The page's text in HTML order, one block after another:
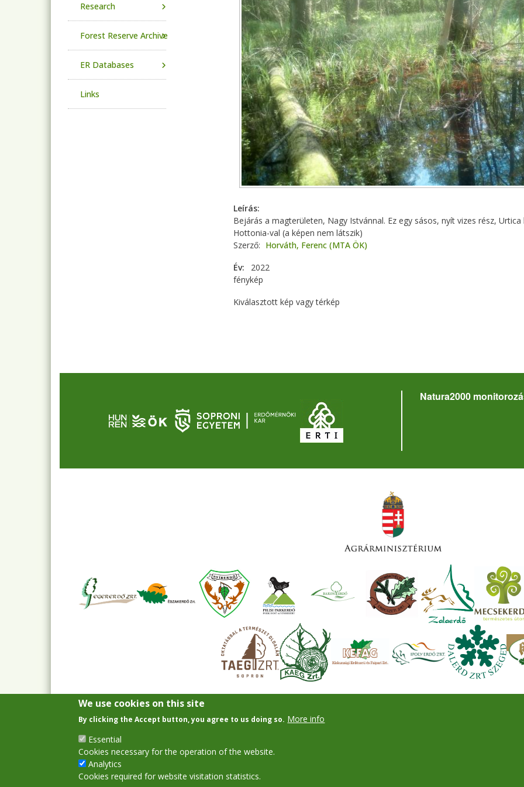
Leírás
Bejárás a magterületen, Nagy Istvánnal. Ez egy sásos, nyít vizes rész,
Hottonia-val (a képen nem látszik)
Szerző
Horváth, Ferenc (MTA ÖK)
Év
2022
fénykép
Kiválasztott kép vagy térkép
Research
Forest Reserve Archive
ER Databases
Links
Natura2000
We use cookies on this site
By clicking the Accept button, you agree to us doing so. More info
Essential
Cookies necessary for the operation of the website.
Analytics
Cookies required for website visitation statistics.